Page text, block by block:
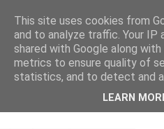
Apiastrum.cz
Vegetariánské recepty, využití
ekodrogerie, biozahrada a
This site uses cookies from
and to analyze traffic. Your IP
shared with Google along
metrics to ensure quality of
statistics, and to detect and
LEARN